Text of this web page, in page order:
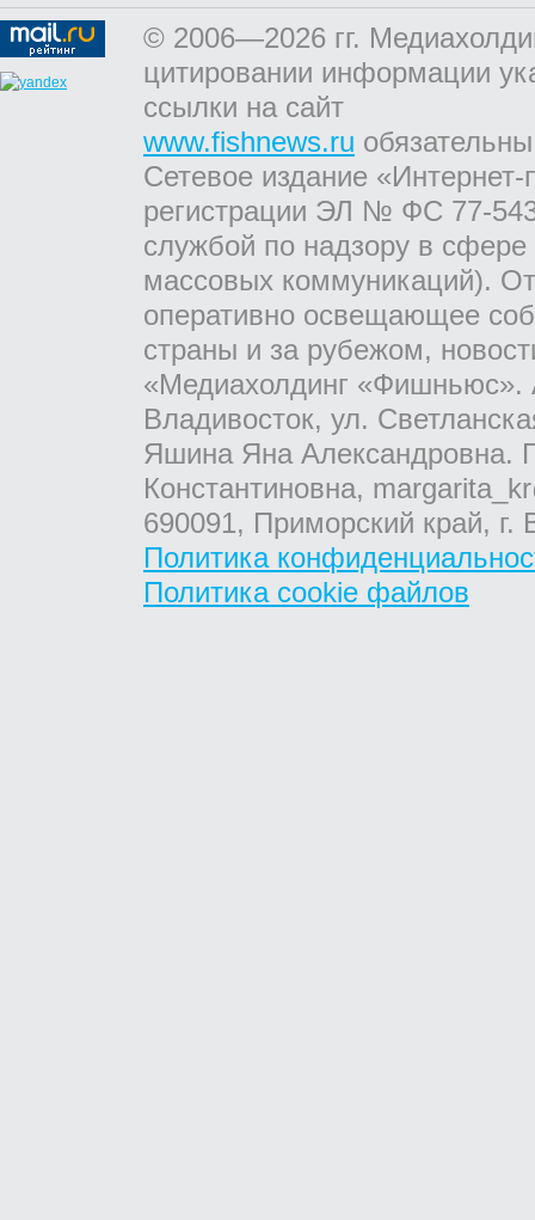
© 2006—2026 гг.
цитировании информации
ссылки на сайт
www.fishnews.ru
Сетевое издание
регистрации ЭЛ № ФС 77-
службой по надзору в
массовых коммуникаций).
оперативно освещающее
страны и за рубежом,
«Медиахолдинг «Фишньюс».
Владивосток, ул.
Яшина Яна Александровна.
Константиновна,
690091, Приморский край,
Политика
Политика cookie файлов